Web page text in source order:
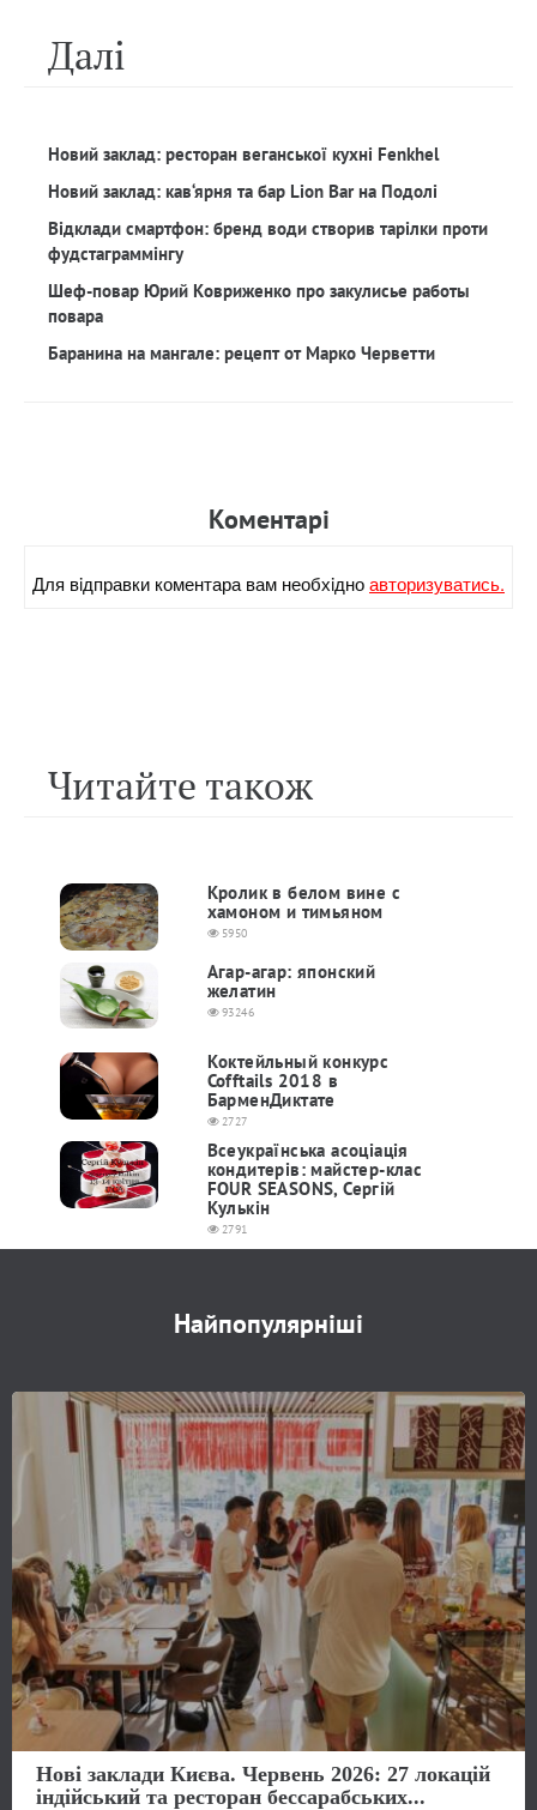
Далi
Новий заклад: ресторан веганської кухні Fenkhel
Новий заклад: кав‘ярня та бар Lion Bar на Подолі
Відклади смартфон: бренд води створив тарілки проти
фудстаграммінгу
Шеф-повар Юрий Ковриженко про закулисье работы
повара
Баранина на мангале: рецепт от Марко Черветти
Коментарi
Для вiдправки коментара вам необхiдноавторизуватись.
Читайте також
Кролик в белом вине с
хамоном и тимьяном
5950
Агар-агар: японский
желатин
93246
Коктейльный конкурс
Cofftails 2018 в
БарменДиктате
2727
Всеукраїнська асоціація
кондитерів: майстер-клас
FOUR SEASONS, Сергій
Кулькін
2791
Найпопулярніші
Нові заклади Києва. Червень 2026: 27 локацій
індійський та ресторан бессарабських...